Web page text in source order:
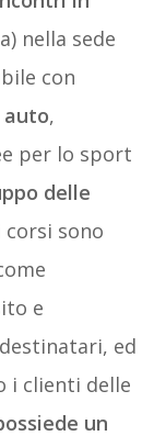
nella sede
con
,
per lo sport
delle
corsi sono
e
ed
i clienti delle
un